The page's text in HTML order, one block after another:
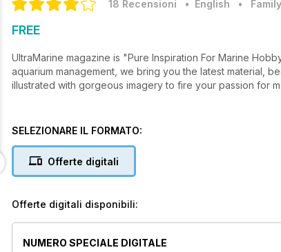
18 Recensioni • English •
FREE
UltraMarine magazine is "Pure Inspiration For Marine Hobbyists". From reef-related
aquarium management, we bring you the latest material, beginner to advanced, from top experts in the field - all
illustrated with gorgeous imagery to fire your passion for
SELEZIONARE IL FORMATO:
Offerte digitali
Offerte digitali disponibili:
NUMERO SPECIALE DIGITALE